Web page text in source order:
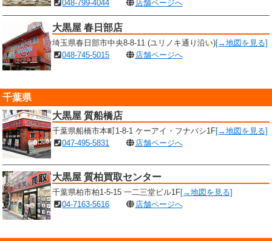
048-799-4044
店舗ページへ
大黒屋 春日部店
埼玉県春日部市中央8-8-11 (ユリノキ通り沿い)[→地図を見る]
048-745-5015
店舗ページへ
千葉県
大黒屋 質船橋店
千葉県船橋市本町1-8-1 ケーアイ・フナバシ1F[→地図を見る]
047-495-5831
店舗ページへ
大黒屋 質柏買取センター
千葉県柏市柏1-5-15 一二三堂ビル1F[→地図を見る]
04-7163-5616
店舗ページへ